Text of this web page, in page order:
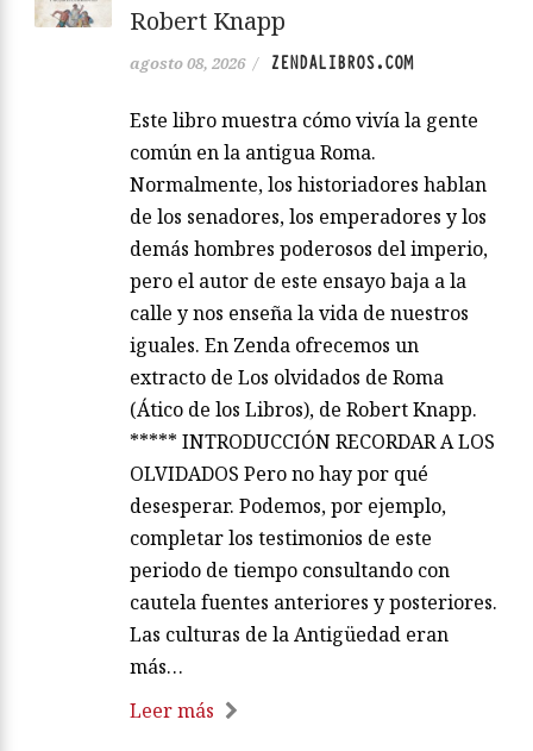
Robert Knapp
agosto 08, 2026 / ZENDALIBROS.COM
Este libro muestra cómo vivía la gente
común en la antigua Roma.
Normalmente, los historiadores hablan
de los senadores, los emperadores y los
demás hombres poderosos del imperio,
pero el autor de este ensayo baja a la
calle y nos enseña la vida de nuestros
iguales. En Zenda ofrecemos un
extracto de Los olvidados de Roma
(Ático de los Libros), de Robert Knapp.
***** INTRODUCCIÓN RECORDAR A LOS
OLVIDADOS Pero no hay por qué
desesperar. Podemos, por ejemplo,
completar los testimonios de este
periodo de tiempo consultando con
cautela fuentes anteriores y posteriores.
Las culturas de la Antigüedad eran
más…
Leer más